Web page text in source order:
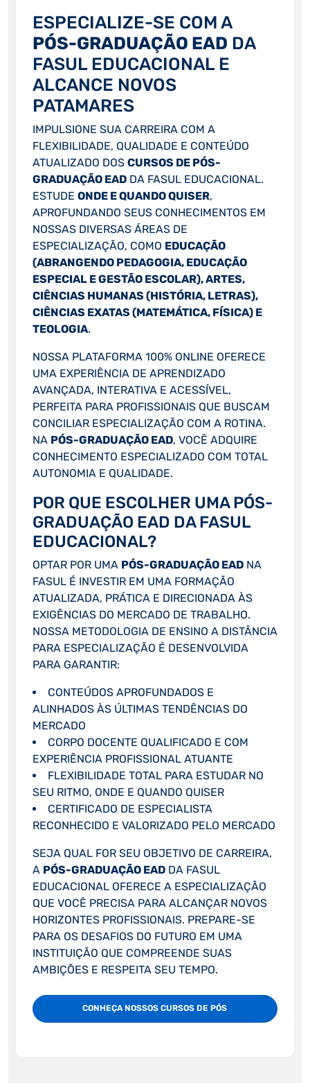
ESPECIALIZE-SE COM A
PÓS-GRADUAÇÃO EAD DA
FASUL EDUCACIONAL E
ALCANCE NOVOS
PATAMARES
IMPULSIONE SUA CARREIRA COM A
FLEXIBILIDADE, QUALIDADE E CONTEÚDO
ATUALIZADO DOS CURSOS DE PÓS-
GRADUAÇÃO EADDA FASUL EDUCACIONAL.
ESTUDE ONDE E QUANDO QUISER,
APROFUNDANDO SEUS CONHECIMENTOS EM
NOSSAS DIVERSAS ÁREAS DE
ESPECIALIZAÇÃO, COMO EDUCAÇÃO
(ABRANGENDO PEDAGOGIA, EDUCAÇÃO
ESPECIAL E GESTÃO ESCOLAR), ARTES,
CIÊNCIAS HUMANAS (HISTÓRIA, LETRAS),
CIÊNCIAS EXATAS (MATEMÁTICA, FÍSICA) E
TEOLOGIA.
NOSSA PLATAFORMA 100% ONLINE OFERECE
UMA EXPERIÊNCIA DE APRENDIZADO
AVANÇADA, INTERATIVA E ACESSÍVEL,
PERFEITA PARA PROFISSIONAIS QUE BUSCAM
CONCILIAR ESPECIALIZAÇÃO COM A ROTINA.
NA PÓS-GRADUAÇÃO EAD, VOCÊ ADQUIRE
CONHECIMENTO ESPECIALIZADO COM TOTAL
AUTONOMIA E QUALIDADE.
POR QUE ESCOLHER UMA PÓS-
GRADUAÇÃO EAD DA FASUL
EDUCACIONAL?
OPTAR POR UMA PÓS-GRADUAÇÃO EADNA
FASUL É INVESTIR EM UMA FORMAÇÃO
ATUALIZADA, PRÁTICA E DIRECIONADA ÀS
EXIGÊNCIAS DO MERCADO DE TRABALHO.
NOSSA METODOLOGIA DE ENSINO A DISTÂNCIA
PARA ESPECIALIZAÇÃO É DESENVOLVIDA
PARA GARANTIR:
CONTEÚDOS APROFUNDADOS E
ALINHADOS ÀS ÚLTIMAS TENDÊNCIAS DO
MERCADO
CORPO DOCENTE QUALIFICADO E COM
EXPERIÊNCIA PROFISSIONAL ATUANTE
FLEXIBILIDADE TOTAL PARA ESTUDAR NO
SEU RITMO, ONDE E QUANDO QUISER
CERTIFICADO DE ESPECIALISTA
RECONHECIDO E VALORIZADO PELO MERCADO
SEJA QUAL FOR SEU OBJETIVO DE CARREIRA,
A PÓS-GRADUAÇÃO EADDA FASUL
EDUCACIONAL OFERECE A ESPECIALIZAÇÃO
QUE VOCÊ PRECISA PARA ALCANÇAR NOVOS
HORIZONTES PROFISSIONAIS. PREPARE-SE
PARA OS DESAFIOS DO FUTURO EM UMA
INSTITUIÇÃO QUE COMPREENDE SUAS
AMBIÇÕES E RESPEITA SEU TEMPO.
CONHEÇA NOSSOS CURSOS DE PÓS